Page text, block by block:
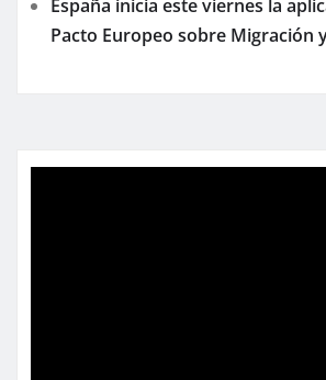
España inicia este viernes la
Pacto Europeo sobre Migración